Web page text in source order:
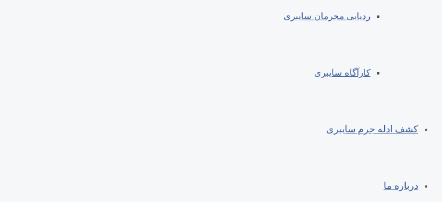
ردیابی مجرمان سایبری
کارآگاه سایبری
کشف ادله جرم سایبری
درباره ما